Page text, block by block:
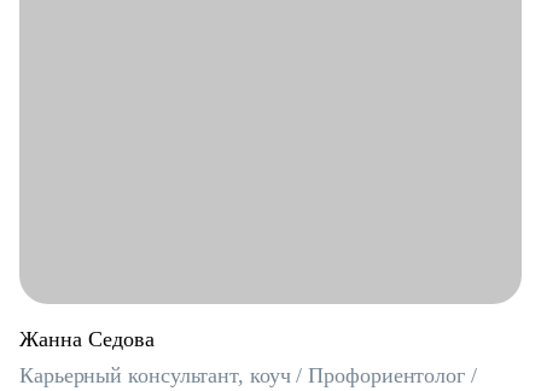
Жанна Седова
Карьерный консультант, коуч / Профориентолог /